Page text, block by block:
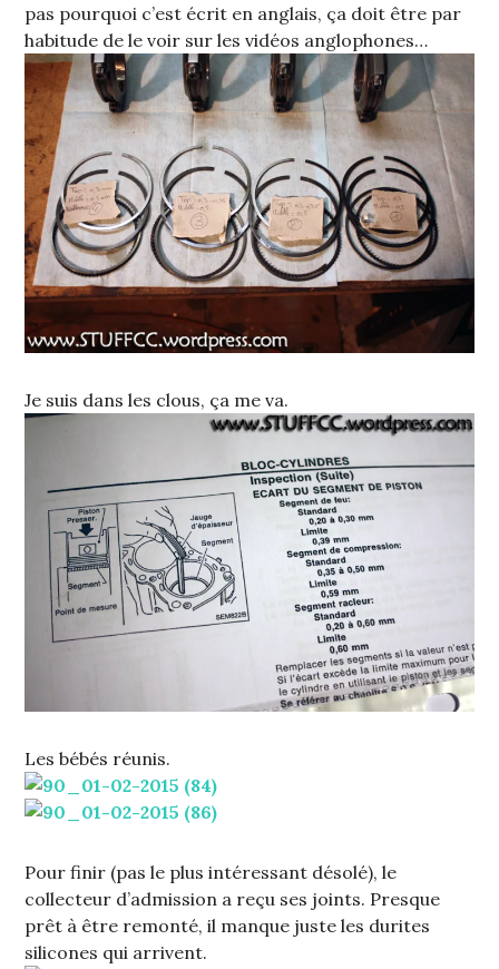
pas pourquoi c’est écrit en anglais, ça doit être par
habitude de le voir sur les vidéos anglophones…
Je suis dans les clous, ça me va.
Les bébés réunis.
Pour finir (pas le plus intéressant désolé), le
collecteur d’admission a reçu ses joints. Presque
prêt à être remonté, il manque juste les durites
silicones qui arrivent.